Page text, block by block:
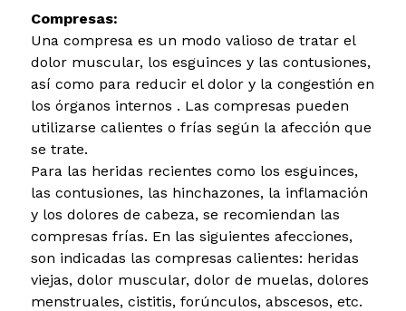
Compresas:
Una compresa es un modo valioso de tratar el
dolor muscular, los esguinces y las contusiones,
así como para reducir el dolor y la congestión en
los órganos internos . Las compresas pueden
utilizarse calientes o frías según la afección que
se trate.
Para las heridas recientes como los esguinces,
las contusiones, las hinchazones, la inflamación
y los dolores de cabeza, se recomiendan las
compresas frías. En las siguientes afecciones,
son indicadas las compresas calientes: heridas
viejas, dolor muscular, dolor de muelas, dolores
menstruales, cistitis, forúnculos, abscesos, etc.